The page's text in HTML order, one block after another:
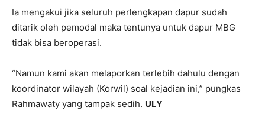
Ia mengakui jika seluruh perlengkapan dapur sudah
ditarik oleh pemodal maka tentunya untuk dapur MBG
tidak bisa beroperasi.
“Namun kami akan melaporkan terlebih dahulu dengan
koordinator wilayah (Korwil) soal kejadian ini,” pungkas
Rahmawaty yang tampak sedih. ULY